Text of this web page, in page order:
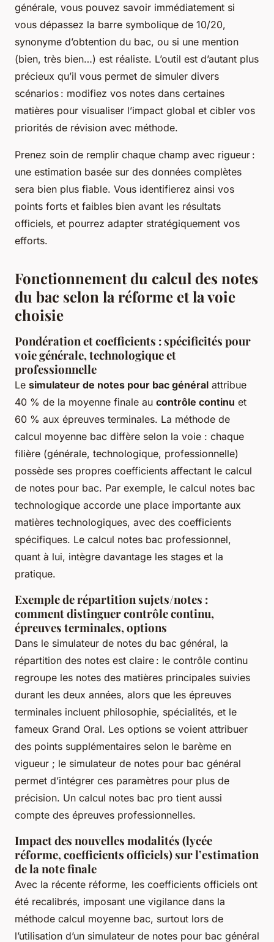
générale, vous pouvez savoir immédiatement si
vous dépassez la barre symbolique de 10/20,
synonyme d’obtention du bac, ou si une mention
(bien, très bien…) est réaliste. L’outil est d’autant plus
précieux qu’il vous permet de simuler divers
scénarios : modifiez vos notes dans certaines
matières pour visualiser l’impact global et cibler vos
priorités de révision avec méthode.
Prenez soin de remplir chaque champ avec rigueur :
une estimation basée sur des données complètes
sera bien plus fiable. Vous identifierez ainsi vos
points forts et faibles bien avant les résultats
officiels, et pourrez adapter stratégiquement vos
efforts.
Fonctionnement du calcul des notes
du bac selon la réforme et la voie
choisie
Pondération et coefficients : spécificités pour
voie générale, technologique et
professionnelle
Le simulateur de notes pour bac général attribue
40 % de la moyenne finale au contrôle continu et
60 % aux épreuves terminales. La méthode de
calcul moyenne bac diffère selon la voie : chaque
filière (générale, technologique, professionnelle)
possède ses propres coefficients affectant le calcul
de notes pour bac. Par exemple, le calcul notes bac
technologique accorde une place importante aux
matières technologiques, avec des coefficients
spécifiques. Le calcul notes bac professionnel,
quant à lui, intègre davantage les stages et la
pratique.
Exemple de répartition sujets/notes :
comment distinguer contrôle continu,
épreuves terminales, options
Dans le simulateur de notes du bac général, la
répartition des notes est claire : le contrôle continu
regroupe les notes des matières principales suivies
durant les deux années, alors que les épreuves
terminales incluent philosophie, spécialités, et le
fameux Grand Oral. Les options se voient attribuer
des points supplémentaires selon le barème en
vigueur ; le simulateur de notes pour bac général
permet d’intégrer ces paramètres pour plus de
précision. Un calcul notes bac pro tient aussi
compte des épreuves professionnelles.
Impact des nouvelles modalités (lycée
réforme, coefficients officiels) sur l’estimation
de la note finale
Avec la récente réforme, les coefficients officiels ont
été recalibrés, imposant une vigilance dans la
méthode calcul moyenne bac, surtout lors de
l’utilisation d’un simulateur de notes pour bac général